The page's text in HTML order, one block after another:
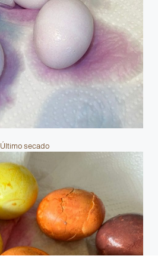
Último secado